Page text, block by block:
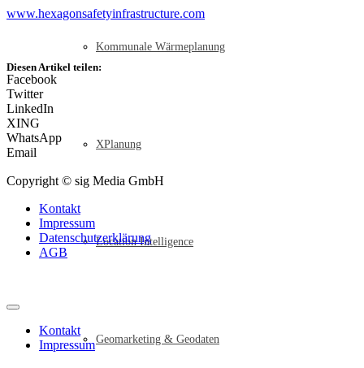
Kommunale Wärmeplanung
XPlanung
Location Intelligence
Geomarketing & Geodaten
www.hexagonsafetyinfrastructure.com
Diesen Artikel teilen:
Facebook
Twitter
LinkedIn
XING
WhatsApp
Email
Copyright © sig Media GmbH
Kontakt
Impressum
Datenschutzerklärung
AGB
Kontakt
Impressum